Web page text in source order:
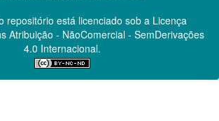
repositório está licenciado sob a Licença
Atribuição - NãoComercial - SemDerivações
4.0 Internacional.